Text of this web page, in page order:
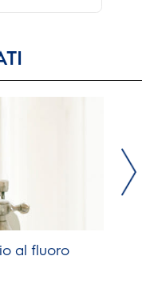
al fluoro